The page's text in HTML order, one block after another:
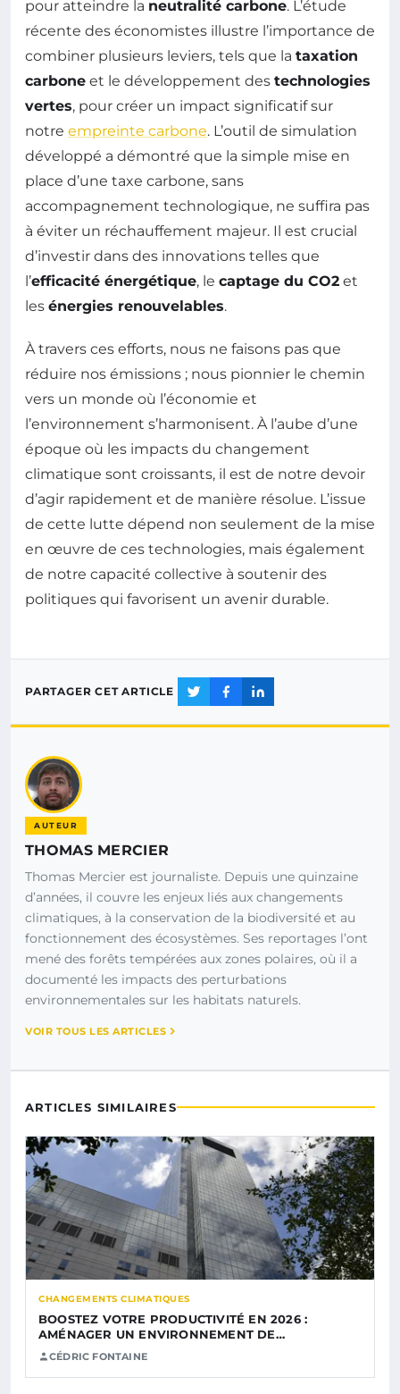
pour atteindre la neutralité carbone. L’étude
récente des économistes illustre l’importance de
combiner plusieurs leviers, tels que la taxation
carbone et le développement des technologies
vertes, pour créer un impact significatif sur
notre empreinte carbone. L’outil de simulation
développé a démontré que la simple mise en
place d’une taxe carbone, sans
accompagnement technologique, ne suffira pas
à éviter un réchauffement majeur. Il est crucial
d’investir dans des innovations telles que
l’efficacité énergétique, le captage du CO2 et
les énergies renouvelables.
À travers ces efforts, nous ne faisons pas que
réduire nos émissions ; nous pionnier le chemin
vers un monde où l’économie et
l’environnement s’harmonisent. À l’aube d’une
époque où les impacts du changement
climatique sont croissants, il est de notre devoir
d’agir rapidement et de manière résolue. L’issue
de cette lutte dépend non seulement de la mise
en œuvre de ces technologies, mais également
de notre capacité collective à soutenir des
politiques qui favorisent un avenir durable.
PARTAGER CET ARTICLE
AUTEUR
THOMAS MERCIER
Thomas Mercier est journaliste. Depuis une quinzaine
d’années, il couvre les enjeux liés aux changements
climatiques, à la conservation de la biodiversité et au
fonctionnement des écosystèmes. Ses reportages l’ont
mené des forêts tempérées aux zones polaires, où il a
documenté les impacts des perturbations
environnementales sur les habitats naturels.
VOIR TOUS LES ARTICLES
ARTICLES SIMILAIRES
CHANGEMENTS CLIMATIQUES
BOOSTEZ VOTRE PRODUCTIVITÉ EN 2026 :
AMÉNAGER UN ENVIRONNEMENT DE…
CÉDRIC FONTAINE